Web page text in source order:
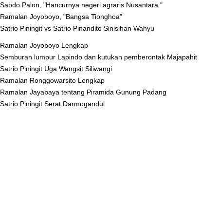
Sabdo Palon, "Hancurnya negeri agraris Nusantara."
Ramalan Joyoboyo, "Bangsa Tionghoa"
Satrio Piningit vs Satrio Pinandito Sinisihan Wahyu
Ramalan Joyoboyo Lengkap
Semburan lumpur Lapindo dan kutukan pemberontak Majapahit
Satrio Piningit Uga Wangsit Siliwangi
Ramalan Ronggowarsito Lengkap
Ramalan Jayabaya tentang Piramida Gunung Padang
Satrio Piningit Serat Darmogandul